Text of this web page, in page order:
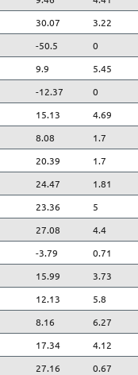
30.07 3.22
-50.5 0
9.9 5.45
-12.37 0
15.13 4.69
8.08 1.7
20.39 1.7
24.47 1.81
23.36 5
27.08 4.4
-3.79 0.71
15.99 3.73
12.13 5.8
8.16 6.27
17.34 4.12
27.16 0.67